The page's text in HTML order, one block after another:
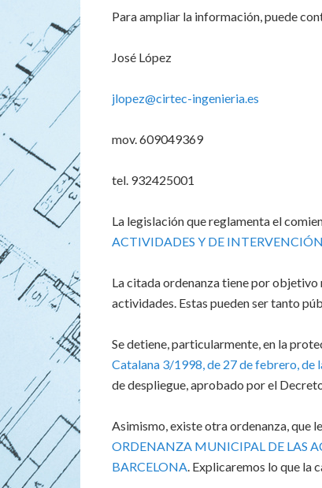
Para ampliar la información, puede
José López
jlopez@cirtec-ingenieria.es
mov. 609049369
tel. 932425001
La legislación que reglamenta el
ACTIVIDADES Y DE
La citada ordenanza tiene por
actividades. Estas pueden ser tanto
Se detiene, particularmente, en la
Catalana 3/1998, de 27 de febrero,
de despliegue, aprobado por el
Asimismo, existe otra ordenanza, que
ORDENANZA MUNICIPAL DE LAS
BARCELONA. Explicaremos lo que la